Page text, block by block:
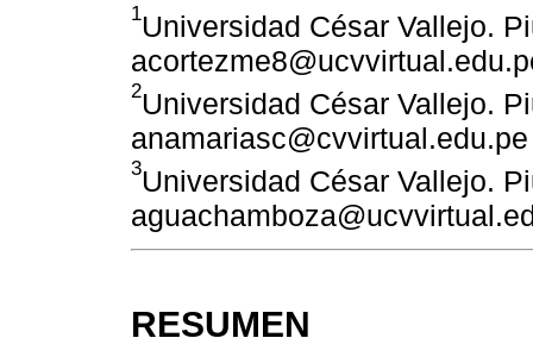
1Universidad César Vallejo.
2Universidad César Vallejo.
anamariasc@cvvirtual.edu.pe
3Universidad César Vallejo.
RESUMEN